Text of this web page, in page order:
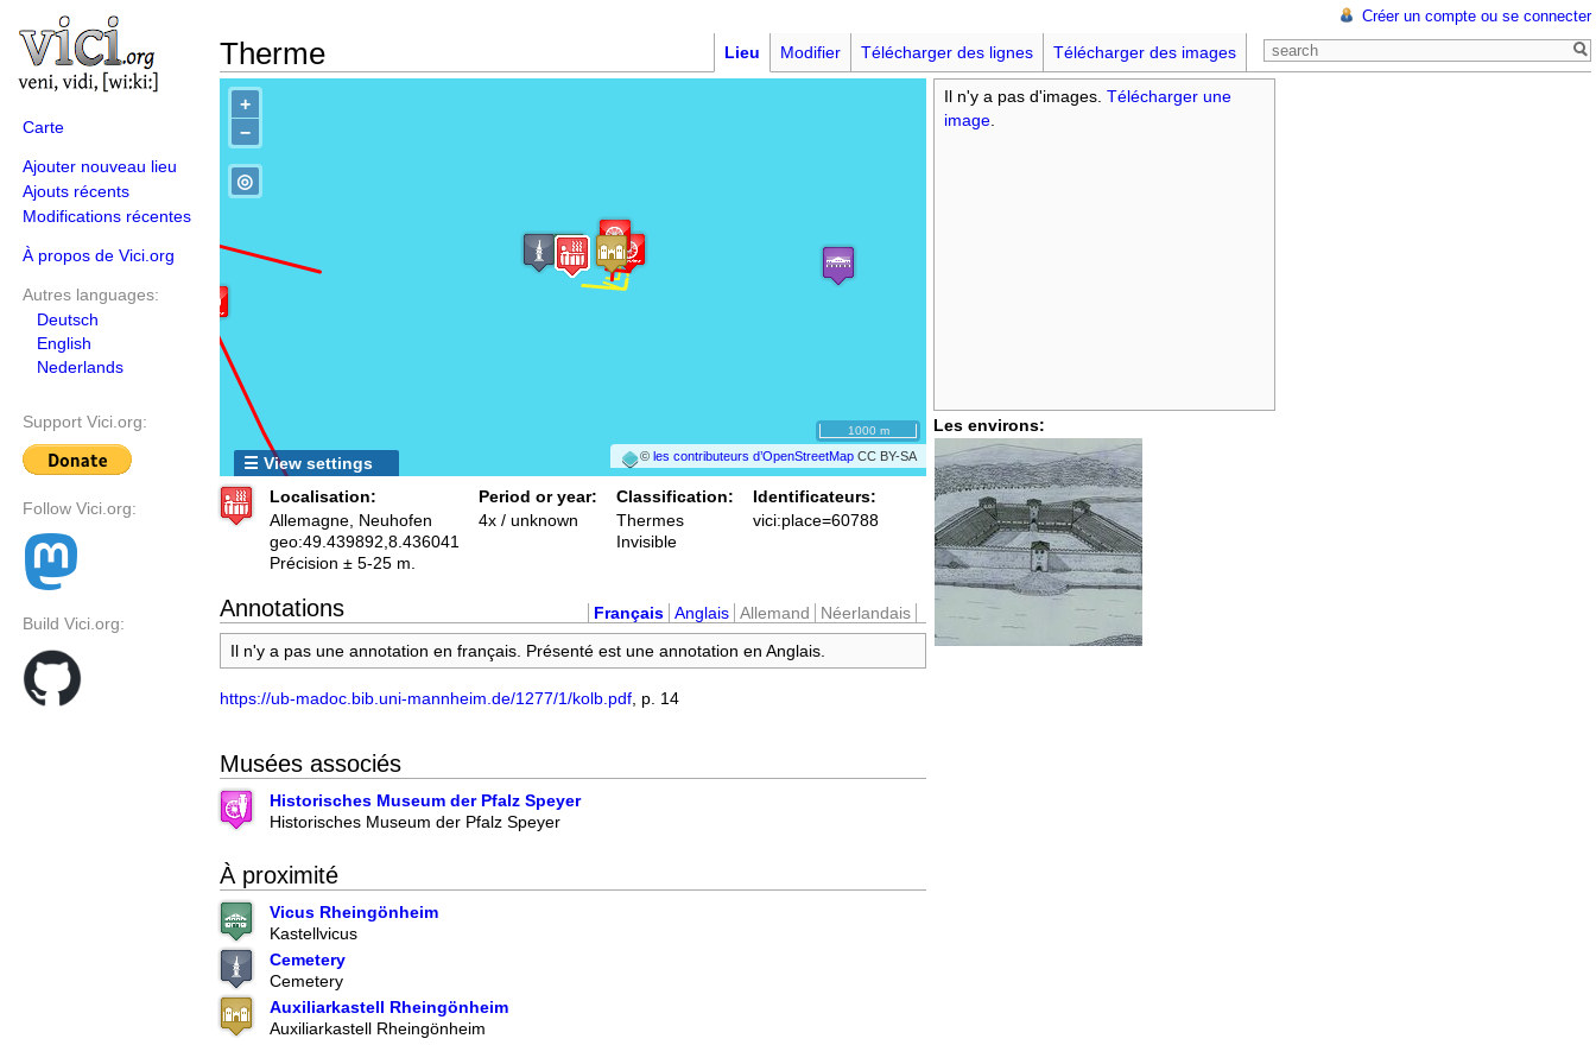
Carte
Ajouter nouveau lieu
Ajouts récents
Modifications récentes
À propos de Vici.org
Autres languages:
Deutsch
English
Nederlands
Support Vici.org:
Follow Vici.org:
Build Vici.org:
Therme
Créer un compte ou se connecter
Lieu Modifier Télécharger des lignes Télécharger des images
+
−
©les contributeurs d’OpenStreetMap CC BY-SA
◎
1000 m
☰ View settings
Il n'y a pas d'images. Télécharger une
image
Les environs:
Localisation:
Allemagne, Neuhofen
geo:49.439892,8.436041
Précision ± 5-25 m.
Period or year:
4x / unknown
Classification:
Thermes
Invisible
Identificateurs:
vici:place=60788
Annotations Français Anglais Allemand
Néerlandais
Il n'y a pas une annotation en français. Présenté est une annotation en Anglais.
https://ub-madoc.bib.uni-mannheim.de/1277/1/kolb.pdf , p. 14
Musées associés
Historisches Museum der Pfalz Speyer
Historisches Museum der Pfalz Speyer
À proximité
Vicus Rheingönheim
Kastellvicus
Cemetery
Cemetery
Auxiliarkastell Rheingönheim
Auxiliarkastell Rheingönheim